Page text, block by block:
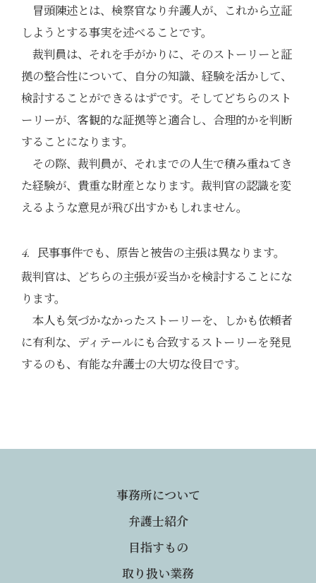
冒頭陳述とは、検察官なり弁護人が、これから立証
しようとする事実を述べることです。
裁判員は、それを手がかりに、そのストーリーと証
拠の整合性について、自分の知識、経験を活かして、
検討することができるはずです。そしてどちらのスト
ーリーが、客観的な証拠等と適合し、合理的かを判断
することになります。
その際、裁判員が、それまでの人生で積み重ねてき
た経験が、貴重な財産となります。裁判官の認識を変
えるような意見が飛び出すかもしれません。
4. 民事事件でも、原告と被告の主張は異なります。
裁判官は、どちらの主張が妥当かを検討することにな
ります。
本人も気づかなかったストーリーを、しかも依頼者
に有利な、ディテールにも合致するストーリーを発見
するのも、有能な弁護士の大切な役目です。
事務所について
弁護士紹介
目指すもの
取り扱い業務